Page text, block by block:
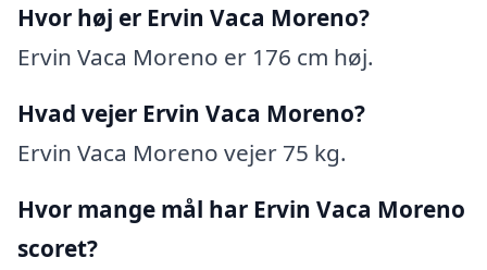
Hvor høj er Ervin Vaca Moreno?
Ervin Vaca Moreno er 176 cm høj.
Hvad vejer Ervin Vaca Moreno?
Ervin Vaca Moreno vejer 75 kg.
Hvor mange mål har Ervin Vaca Moreno
scoret?